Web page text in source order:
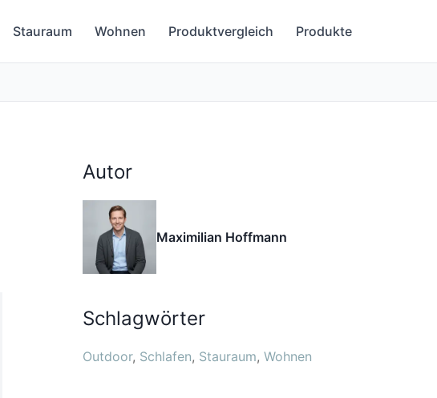
Stauraum Wohnen Produktvergleich Produkte
Autor
Maximilian Hoffmann
Schlagwörter
Outdoor Schlafen Stauraum Wohnen